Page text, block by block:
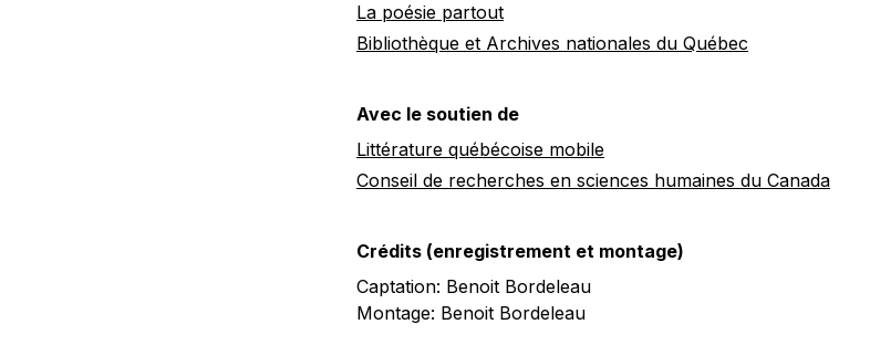
La poésie partout
Bibliothèque et Archives nationales du Québec
Avec le soutien de
Littérature québécoise mobile
Conseil de recherches en sciences humaines du Canada
Crédits (enregistrement et montage)
Captation: Benoit Bordeleau
Montage: Benoit Bordeleau